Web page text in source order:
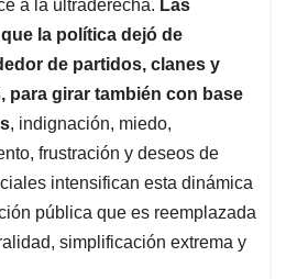
a la ultraderecha. Las
la política dejó de
de partidos, clanes y
para girar también con base
, indignación, miedo,
frustración y deseos de
intensifican esta dinámica
pública que es reemplazada
simplificación extrema y